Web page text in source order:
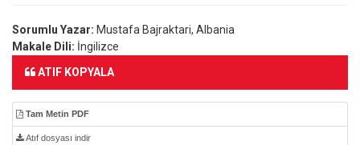
Sorumlu Yazar: Mustafa Bajraktari, Albania
Makale Dili: İngilizce
ATIF KOPYALA
Tam Metin PDF
Atıf dosyası indir